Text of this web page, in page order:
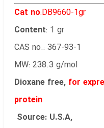
Cat no:DB9660-1gr
Content: 1 gr
CAS no.: 367-93-1
MW: 238.3 g/mol
Dioxane free, for
protein
Source: U.S.A,